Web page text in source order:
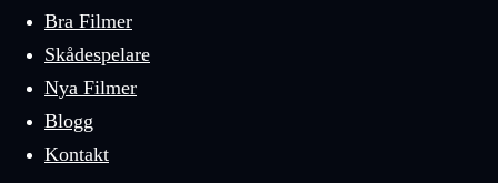
Bra Filmer
Skådespelare
Nya Filmer
Blogg
Kontakt